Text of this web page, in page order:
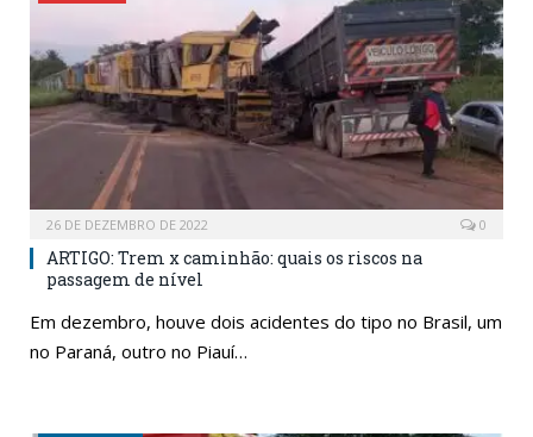
26 DE DEZEMBRO DE 2022 0
ARTIGO: Trem x caminhão: quais os riscos na
passagem de nível
Em dezembro, houve dois acidentes do tipo no Brasil, um
no Paraná, outro no Piauí…